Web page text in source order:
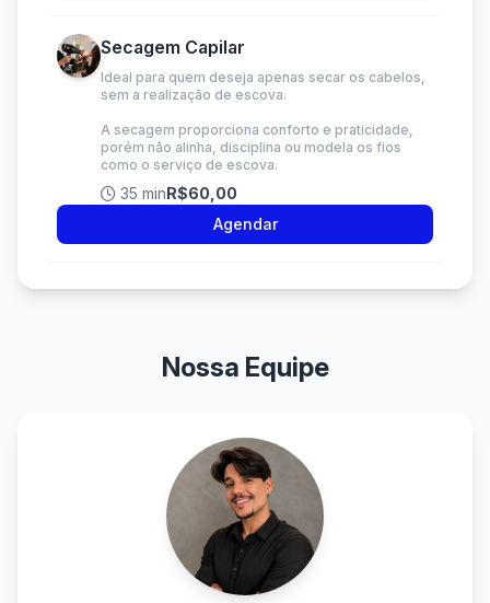
Secagem Capilar
Ideal para quem deseja apenas secar os cabelos,
sem a realização de escova.
A secagem proporciona conforto e praticidade,
porém não alinha, disciplina ou modela os fios
como o serviço de escova.
35 minR$60,00
Agendar
Nossa Equipe